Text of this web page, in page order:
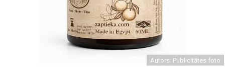
Autors: Publicitātes foto